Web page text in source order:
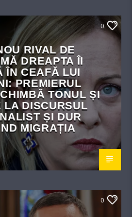
0
RIVAL DE
DREAPTA ÎI
ÎN CEAFĂ LUI
PREMIERUL
TONUL ȘI
LA DISCURSUL
ȘI DUR
MIGRAȚIA
0